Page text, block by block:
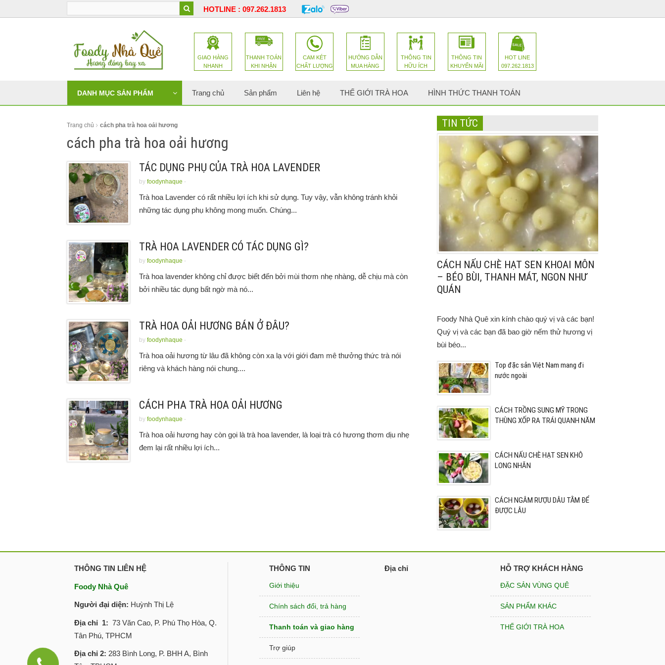
HOTLINE : 097.262.1813
GIAO HÀNG
NHANH
THANH TOÁN
KHI NHẬN
CAM KÉT
CHẤT LƯỢNG
HƯỚNG DẪN
MUA HÀNG
THÔNG TIN
HỮU ÍCH
THÔNG TIN
KHUYẾN MÃI
HOT LINE
097.262.1813
DANH MỤC SẢN PHẨM Trang chủ Sản phẩm Liên hệ THẾ GIỚI TRÀ HOA HÌNH THỨC THANH TOÁN
Trang chủ cách pha trà hoa oải hương
cách pha trà hoa oải hương
TÁC DỤNG PHỤ CỦA TRÀ HOA LAVENDER
by foodynhaque -
Trà hoa Lavender có rất nhiều lợi ích khi sử dụng. Tuy vậy, vẫn không tránh khỏi
những tác dụng phụ không mong muốn. Chúng...
TRÀ HOA LAVENDER CÓ TÁC DỤNG GÌ?
by foodynhaque -
Trà hoa lavender không chỉ được biết đến bởi mùi thơm nhẹ nhàng, dễ chịu mà còn
bởi nhiều tác dụng bất ngờ mà nó...
TRÀ HOA OẢI HƯƠNG BÁN Ở ĐÂU?
by foodynhaque -
Trà hoa oải hương từ lâu đã không còn xa lạ với giới đam mê thưởng thức trà nói
riêng và khách hàng nói chung....
CÁCH PHA TRÀ HOA OẢI HƯƠNG
by foodynhaque -
Trà hoa oải hương hay còn gọi là trà hoa lavender, là loại trà có hương thơm dịu nhẹ
đem lại rất nhiều lợi ích...
TIN TỨC
CÁCH NẤU CHÈ HẠT SEN KHOAI MÔN
– BÉO BÙI, THANH MÁT, NGON NHƯ
QUÁN
Foody Nhà Quê xin kính chào quý vị và các bạn!
Quý vị và các bạn đã bao giờ nếm thử hương vị
bùi béo...
Top đặc sản Việt Nam mang đi
nước ngoài
CÁCH TRỒNG SUNG MỸ TRONG
THÙNG XỐP RA TRÁI QUANH NĂM
CÁCH NẤU CHÈ HẠT SEN KHÔ
LONG NHÃN
CÁCH NGÂM RƯỢU DÂU TẰM ĐỂ
ĐƯỢC LÂU
THÔNG TIN LIÊN HỆ
Foody Nhà Quê
Người đại diện: Huỳnh Thị Lệ
Địa chỉ 1: 73 Văn Cao, P. Phú Thọ Hòa, Q.
Tân Phú, TPHCM
Địa chỉ 2: 283 Bình Long, P. BHH A, Bình
THÔNG TIN
Giới thiệu
Chính sách đổi, trả hàng
Thanh toán và giao hàng
Trợ giúp
Địa chỉ HỖ TRỢ KHÁCH HÀNG
ĐẶC SẢN VÙNG QUÊ
SẢN PHẨM KHÁC
THẾ GIỚI TRÀ HOA